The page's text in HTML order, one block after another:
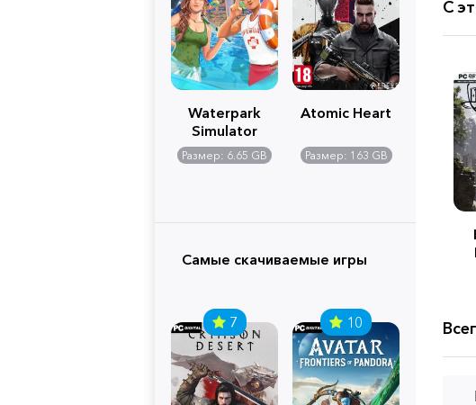
Waterpark
Simulator
Размер: 6.65 GB
Atomic Heart
Размер: 163 GB
Самые скачиваемые игры
7 10
С